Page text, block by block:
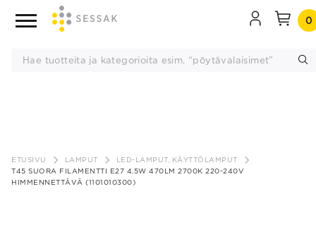
sisältöön
0
ETUSIVU LAMPUT
LED-LAMPUT, KÄYTTÖLAMPUT
T45 SUORA FILAMENTTI E27 4.5W 470LM 2700K 220-240V
HIMMENNETTÄVÄ (1101010300)